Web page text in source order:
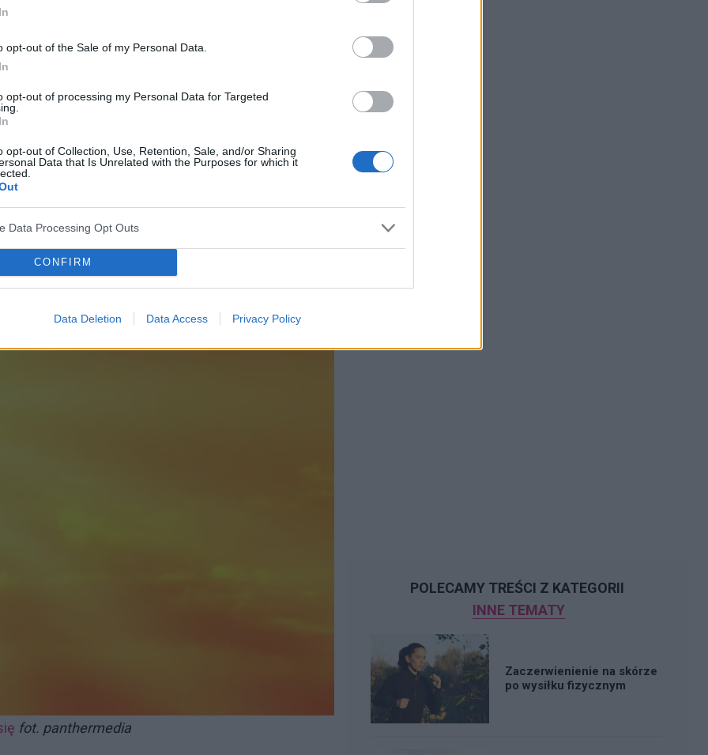
opt-out of the Sale of my Personal Data.
opt-out of processing my Personal Data for Targeted
opt-out of Collection, Use, Retention, Sale, and/or Sharing
Data that Is Unrelated with the Purposes for which it
Data Processing Opt Outs
CONFIRM
Data Deletion Data Access Privacy Policy
do powierzchni Ziemi, obecne jest nawet w
oksydacyjny
z kolei prowadzi do zabarwienia skóry na
bardzo szybko i równie szybko znika, ponieważ
Nadmierna ekspozycja na promieniowanie UVA
chorób nowotworowych. –To właśnie ten
za
szkodliwym działaniem promieniowania UVA.
fot. panthermedia
POLECAMY TREŚCI Z KATEGORII
INNE TEMATY
Zaczerwienienie na skórze
po wysiłku fizycznym